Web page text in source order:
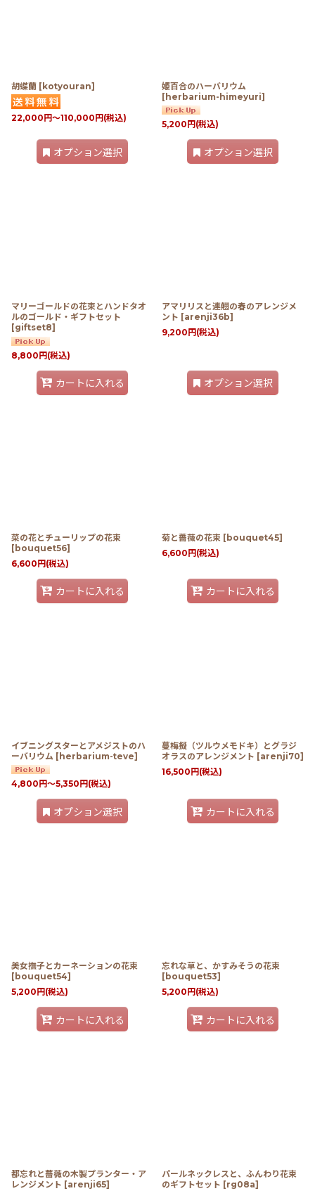
胡蝶蘭 [ kotyouran]
22,000 円～110,000 円 (税込)
オプション選択
姫百合のハーバリウム
[ herbarium-himeyuri]
5,200 円 (税込)
オプション選択
マリーゴールドの花束とハンドタオ
ルのゴールド・ギフトセット
[giftset8]
8,800円(税込)
カートに入れる
アマリリスと連翹の春のアレンジメ
ント [arenji36b]
9,200 円 (税込)
オプション選択
菜の花とチューリップの花束
[bouquet56]
6,600円(税込)
カートに入れる
菊と薔薇の花束 [bouquet45]
6,600円(税込)
カートに入れる
イブニングスターとアメジストのハ
ーバリウム [herbarium-teve]
4,800 円～5,350 円 (税込)
オプション選択
蔓梅擬（ツルウメモドキ）とグラジ
オラスのアレンジメント [arenji70]
16,500円(税込)
カートに入れる
美女撫子とカーネーションの花束
[ bouquet54]
5,200 円 (税込)
カートに入れる
忘れな草と、かすみそうの花束
[ bouquet53]
5,200 円 (税込)
カートに入れる
都忘れと薔薇の木製プランター・ア
レンジメント [arenji65]
パールネックレスと、ふんわり花束
のギフトセット [rg08a]